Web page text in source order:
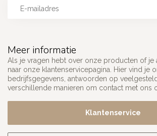
Meer informatie
Als je vragen hebt over onze producten of je
naar onze klantenservicepagina. Hier vind je
bedrijfsgegevens, antwoorden op
verschillende manieren om contact met ons
Klantenservice